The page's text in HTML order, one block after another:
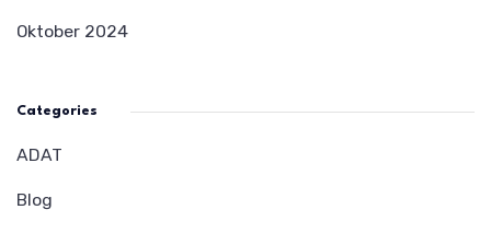
Oktober 2024
Categories
ADAT
Blog